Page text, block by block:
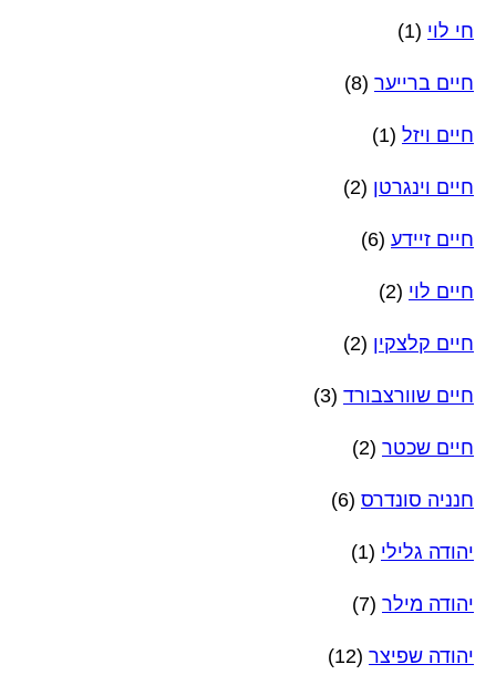
חי לוי (1)
חיים ברייער (8)
חיים ויזל (1)
חיים וינגרטן (2)
חיים זיידע (6)
חיים לוי (2)
חיים קלצקין (2)
חיים שוורצבורד (3)
חיים שכטר (2)
חנניה סונדרס (6)
יהודה גלילי (1)
יהודה מילר (7)
יהודה שפיצר (12)